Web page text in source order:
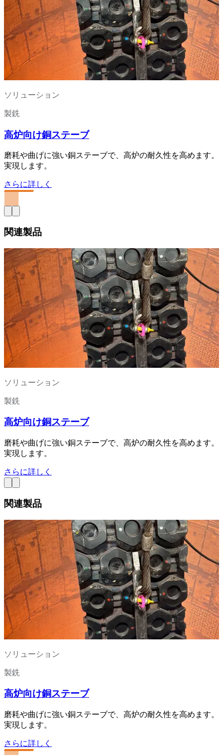
ソリューション
製銑
高炉向け銅ステーブ
磨耗や曲げに強い銅ステーブで、高炉の耐久性を高めます
実現します。
さらに詳しく
関連製品
ソリューション
製銑
高炉向け銅ステーブ
磨耗や曲げに強い銅ステーブで、高炉の耐久性を高めます
実現します。
さらに詳しく
関連製品
ソリューション
製銑
高炉向け銅ステーブ
磨耗や曲げに強い銅ステーブで、高炉の耐久性を高めます
実現します。
さらに詳しく